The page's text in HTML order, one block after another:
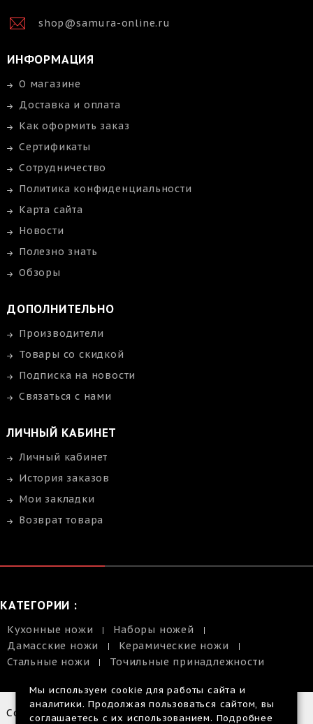
shop@samura-online.ru
ИНФОРМАЦИЯ
О магазине
Доставка и оплата
Как оформить заказ
Сертификаты
Сотрудничество
Политика конфиденциальности
Карта сайта
Новости
Полезно знать
Обзоры
ДОПОЛНИТЕЛЬНО
Производители
Товары со скидкой
Подписка на новости
Связаться с нами
ЛИЧНЫЙ КАБИНЕТ
Личный кабинет
История заказов
Мои закладки
Возврат товара
КАТЕГОРИИ :
Кухонные ножи
Наборы ножей
Дамасские ножи
Керамические ножи
Стальные ножи
Точильные принадлежности
Copyright © 2014-2026 |
Мы используем cookie для работы сайта и
аналитики. Продолжая пользоваться сайтом, вы
соглашаетесь с их использованием. Подробнее